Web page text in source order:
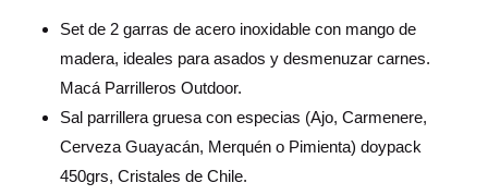
Set de 2 garras de acero inoxidable con mango de
madera, ideales para asados y desmenuzar carnes.
Macá Parrilleros Outdoor.
Sal parrillera gruesa con especias (Ajo, Carmenere,
Cerveza Guayacán, Merquén o Pimienta) doypack
450grs, Cristales de Chile.